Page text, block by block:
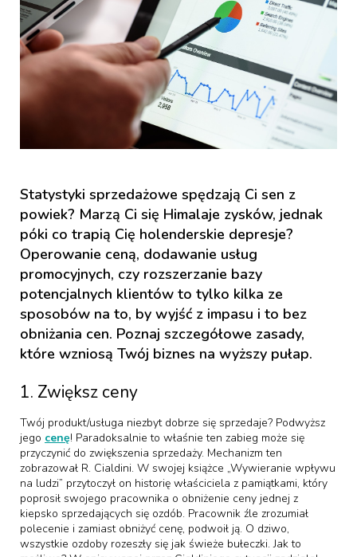
Statystyki sprzedażowe spędzają Ci sen z
powiek? Marzą Ci się Himalaje zysków, jednak
póki co trapią Cię holenderskie depresje?
Operowanie ceną, dodawanie usług
promocyjnych, czy rozszerzanie bazy
potencjalnych klientów to tylko kilka ze
sposobów na to, by wyjść z impasu i to bez
obniżania cen. Poznaj szczegółowe zasady,
które wzniosą Twój biznes na wyższy pułap.
1. Zwiększ ceny
Twój produkt/usługa niezbyt dobrze się sprzedaje? Podwyższ
jego cenę! Paradoksalnie to właśnie ten zabieg może się
przyczynić do zwiększenia sprzedaży. Mechanizm ten
zobrazował R. Cialdini. W swojej książce „Wywieranie wpływu
na ludzi” przytoczył on historię właściciela z pamiątkami, który
poprosił swojego pracownika o obniżenie ceny jednej z
kiepsko sprzedających się ozdób. Pracownik źle zrozumiał
polecenie i zamiast obniżyć cenę, podwoił ją. O dziwo,
wszystkie ozdoby rozeszły się jak świeże bułeczki. Jak to